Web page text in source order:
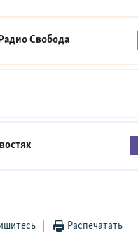
Свобода
Распечатать